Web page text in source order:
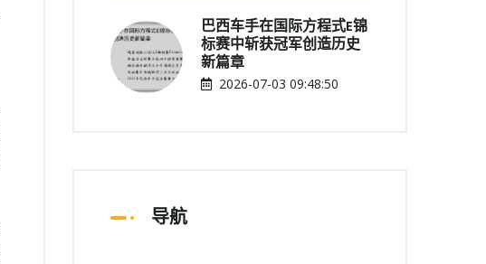
巴西车手在国际方程式E锦
标赛中斩获冠军创造历史
新篇章
2026-07-03 09:48:50
导航